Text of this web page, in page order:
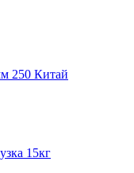
250 Китай